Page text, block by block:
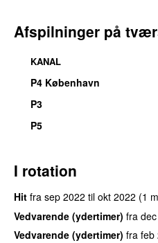
Afspilninger på
KANAL
P4 København
P3
P5
I rotation
Hit fra sep 2022 til okt 2022 (1
Vedvarende (ydertimer) fra
Vedvarende (ydertimer) fra feb